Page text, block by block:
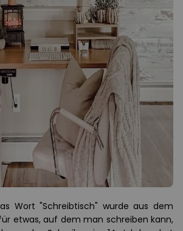
Wort "Schreibtisch" wurde aus dem
etwas, auf dem man schreiben kann,